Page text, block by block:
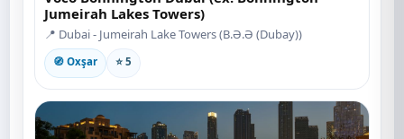
Jumeirah Lakes Towers)
📍 Dubai - Jumeirah Lake Towers (B.Ə.Ə (Dubay))
🧭 Oxşar ⭐ 5